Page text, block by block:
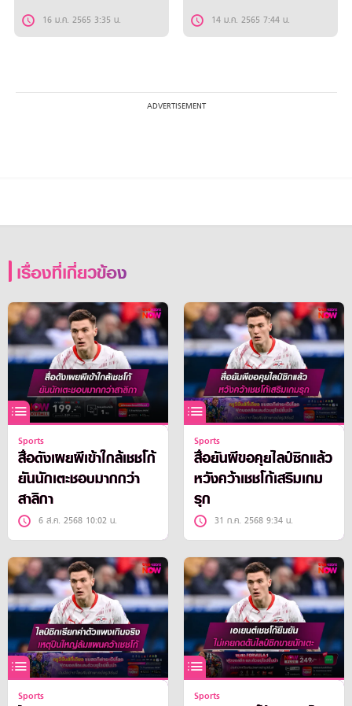
16 ม.ค. 2565 3:35 น. 14 ม.ค. 2565 7:44 น.
เรื่องที่เกี่ยวข้อง
Sports
สื่อดังเผยผีเข้าใกล้เชชโก้
ยันนักเตะชอบมากกว่า
สาลิกา
6 ส.ค. 2568 10:02 น.
Sports
สื่อยันผีขอคุยไลป์ซิกแล้ว
หวังคว้าเชชโก้เสริมเกม
รุก
31 ก.ค. 2568 9:34 น.
Sports Sports